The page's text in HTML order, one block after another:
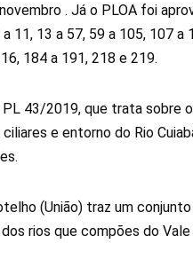
. Já o PLOA foi
13 a 57, 59 a 105, 107 a
184 a 191, 218 e 219.
43/2019, que trata sobre
e entorno do Rio
(União) traz um
rios que compões do Vale